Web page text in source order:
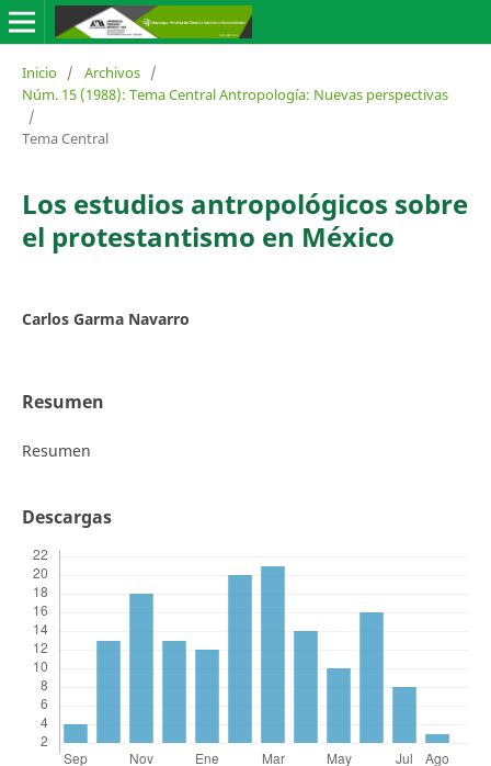
Inicio / Archivos /
Núm. 15 (1988): Tema Central Antropología: Nuevas perspectivas
/
Tema Central
Los estudios antropológicos sobre
el protestantismo en México
Carlos Garma Navarro
Resumen
Resumen
Descargas